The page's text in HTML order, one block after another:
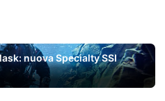
nuova Specialty SSI